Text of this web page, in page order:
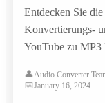
Entdecken Sie
Konvertierungs-
YouTube zu
Audio-Dateien
👤Audio Converter
📅January 16, 2024